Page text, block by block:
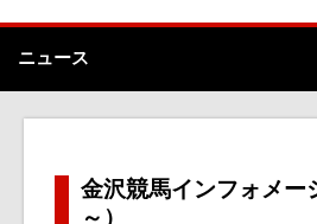
ニュース
金沢競馬インフォメー
～）